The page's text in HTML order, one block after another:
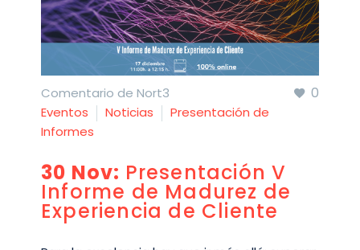
0
Comentario de Nort3
Eventos
Noticias
Presentación de
Informes
30 Nov: Presentación V
Informe de Madurez de
Experiencia de Cliente